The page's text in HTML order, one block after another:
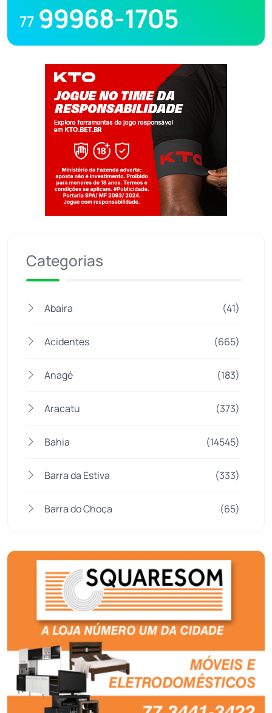
77 99968-1705
Categorias
Abaíra (41)
Acidentes (665)
Anagé (183)
Aracatu (373)
Bahia (14545)
Barra da Estiva (333)
Barra do Choça (65)
Bom Jesus da Lapa (507)
Boquira (152)
Botuporã
Brasil (7680)
Brumado (31958)